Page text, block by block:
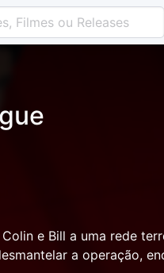
e Bill a uma rede
a operação,